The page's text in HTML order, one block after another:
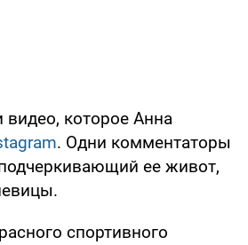
которое Анна
. Одни комментаторы
ее живот,
спортивного